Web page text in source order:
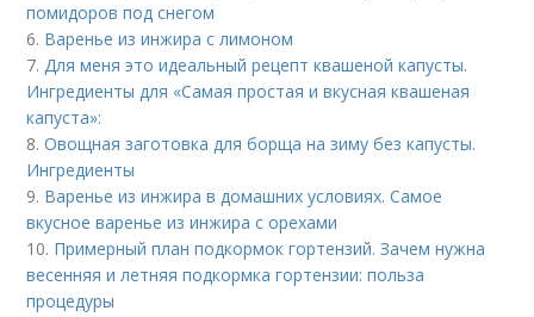
помидоров под снегом
6. Варенье из инжира с лимоном
7.Для меня это идеальный рецепт квашеной капусты.
Ингредиенты для «Самая простая и вкусная квашеная
капуста»:
8.Овощная заготовка для борща на зиму без капусты.
Ингредиенты
9. Варенье из инжира в домашних условиях. Самое
вкусное варенье из инжира с орехами
10. Примерный план подкормок гортензий. Зачем нужна
весенняя и летняя подкормка гортензии: польза
процедуры